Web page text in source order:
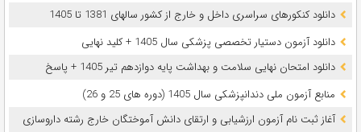
دانلود کنکورهای سراسری داخل و خارج از کشور سالهای 1381 تا 1405
دانلود آزمون دستیار تخصصی پزشکی سال 1405 + کلید نهایی
دانلود امتحان نهایی سلامت و بهداشت پایه دوازدهم تیر 1405 + پاسخ
ﻣﻨﺎﺑﻊ آزﻣﻮن ﻣﻠﯽ دندانپزشکی سال 1405 (دوره های 25 و 26)
آغاز ثبت نام آزمون‌ ارزشیابی و ارتقای دانش آموختگان خارج رشته داروسازی